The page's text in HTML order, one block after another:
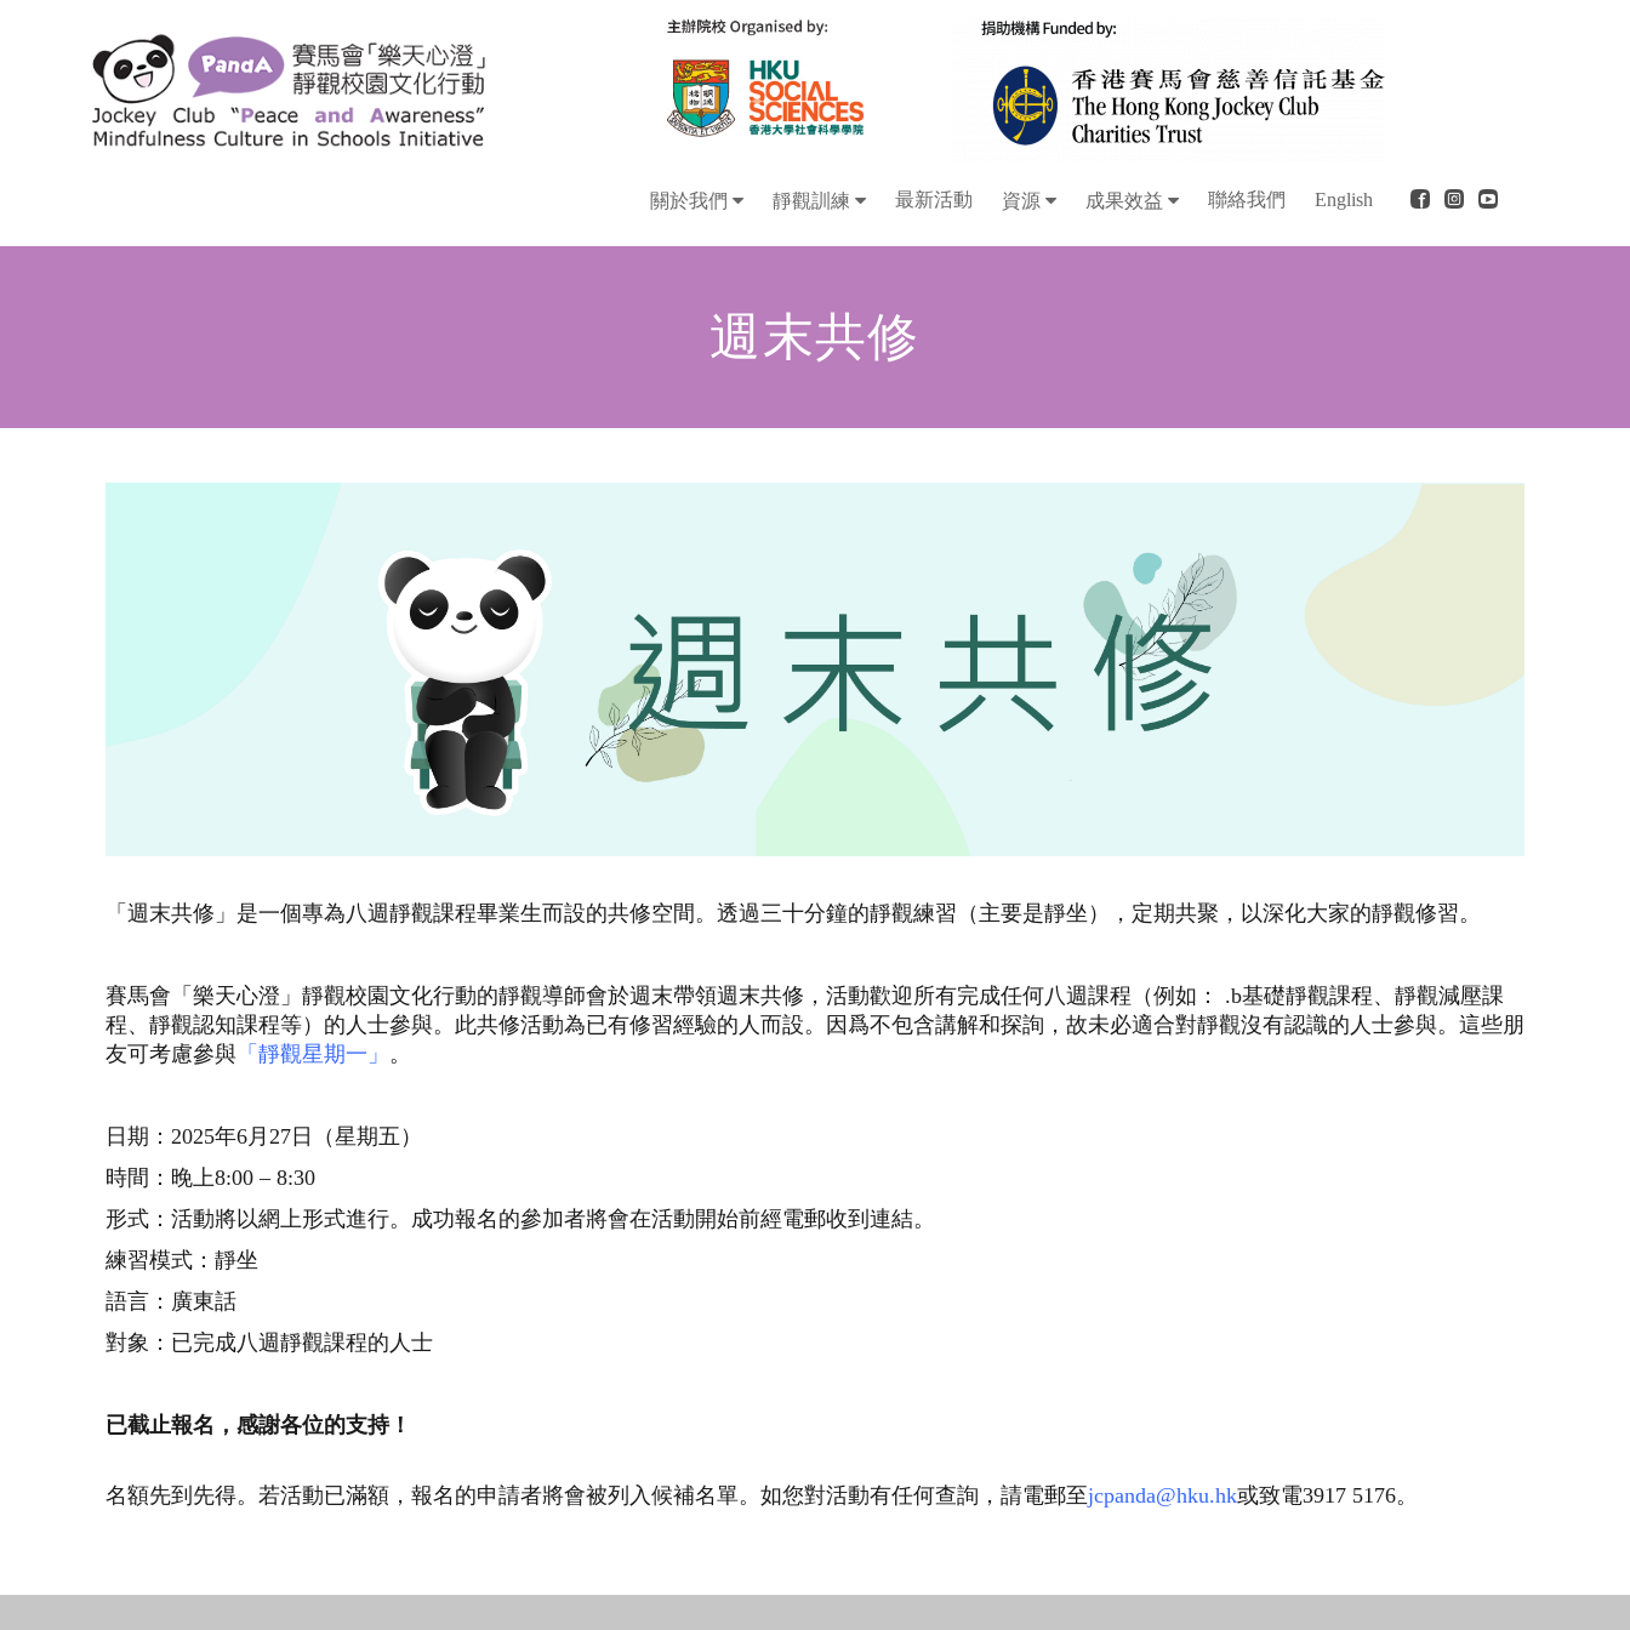
關於我們 靜觀訓練 最新活動 資源 成果效益 聯絡我們 English
週末共修
「週末共修」是一個專為八週靜觀課程畢業生而設的共修空間。透過三十分鐘的靜觀練習（主要是靜坐），定期共聚，以深化大家的靜觀修習。
賽馬會「樂天心澄」靜觀校園文化行動的靜觀導師會於週末帶領週末共修，活動歡迎所有完成任何八週課程（例如： .b基礎靜觀課程、靜觀減壓課
程、靜觀認知課程等）的人士參與。此共修活動為已有修習經驗的人而設。因爲不包含講解和探詢，故未必適合對靜觀沒有認識的人士參與。這些朋
友可考慮參與 「靜觀星期一」 。
日期：2025年6月27日（星期五）
時間：晚上8:00 – 8:30
形式：活動將以網上形式進行。成功報名的參加者將會在活動開始前經電郵收到連結。
練習模式：靜坐
語言：廣東話
對象：已完成八週靜觀課程的人士
已截止報名，感謝各位的支持！
名額先到先得。若活動已滿額，報名的申請者將會被列入候補名單。如您對活動有任何查詢，請電郵至jcpanda@hku.hk或致電3917 5176。